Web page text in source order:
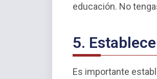
educación. No
5.
Es importante